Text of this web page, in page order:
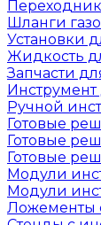
Шланги
Установки
Жидкость
Запчасти
Инструмент
Ручной
Готовые
Готовые
Готовые
Модули
Модули
Ложементы